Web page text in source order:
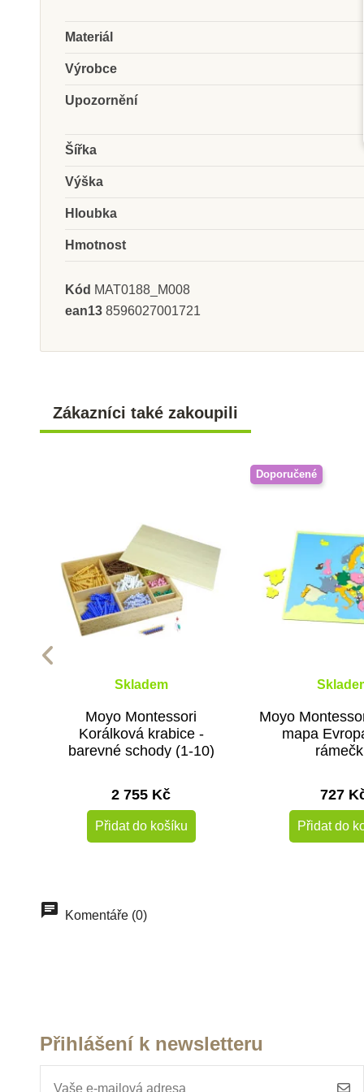
Nienhuis - Černo-bílé
Přidat do košíku
Materiál
Výrobce
Upozornění
Šířka
Výška
Hloubka
Hmotnost
Kód MAT0188_M008
ean13 8596027001721
Zákazníci také zakoupili
Skladem
Moyo Montessori
Korálková krabice -
barevné schody (1-10)
2 755 Kč
Přidat do košíku
Doporučené
Moyo
mapa
727
Přidat do
Komentáře (0)
Přihlášení k newsletteru